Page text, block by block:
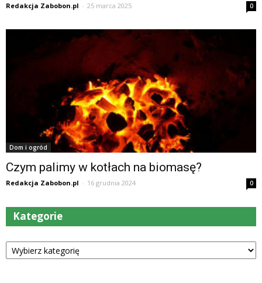
Redakcja Zabobon.pl - 25 marca 2025 0
Dom i ogród
Czym palimy w kotłach na biomasę?
Redakcja Zabobon.pl - 16 grudnia 2024 0
Kategorie
Kategorie